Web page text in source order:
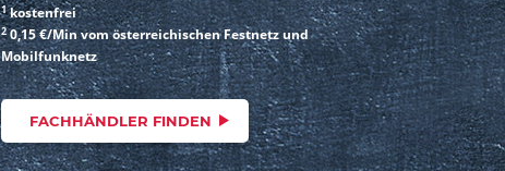
1kostenfrei
20,15 €/Min vom österreichischen Festnetz und
Mobilfunknetz
FACHHÄNDLER FINDEN